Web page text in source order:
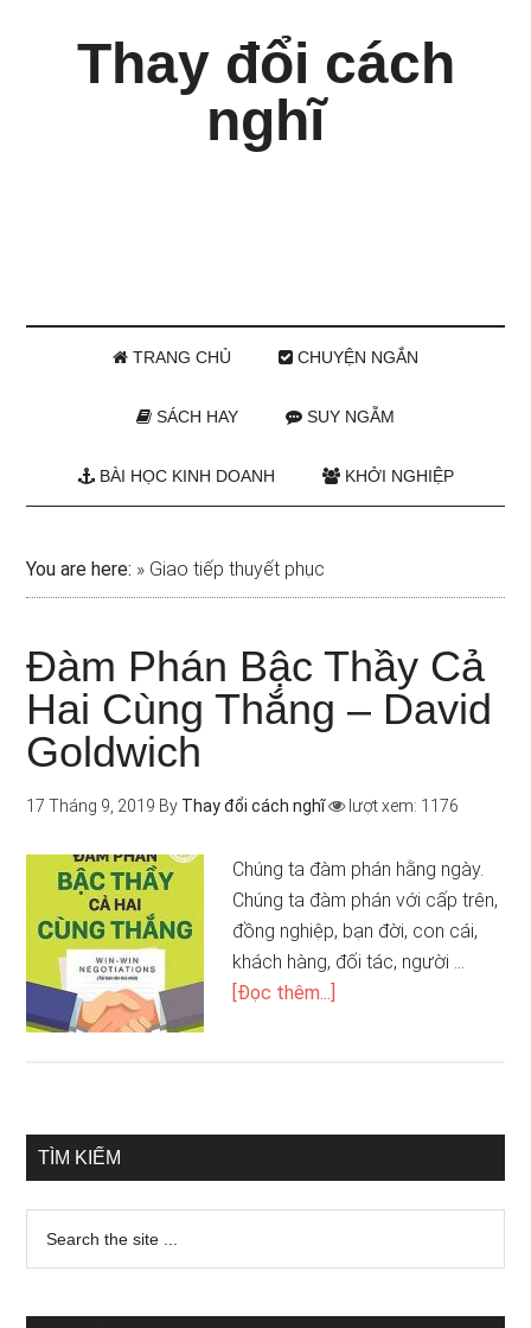
Thay đổi cách
nghĩ
TRANG CHỦ CHUYỆN NGẮN
SÁCH HAY SUY NGẪM
BÀI HỌC KINH DOANH KHỞI NGHIỆP
You are here: » Giao tiếp thuyết phục
Đàm Phán Bậc Thầy Cả
Hai Cùng Thắng – David
Goldwich
17 Tháng 9, 2019 By Thay đổi cách nghĩ lượt xem: 1176
Chúng ta đàm phán hằng ngày.
Chúng ta đàm phán với cấp trên,
đồng nghiệp, bạn đời, con cái,
khách hàng, đối tác, người …
[Đọc thêm...]
TÌM KIẾM